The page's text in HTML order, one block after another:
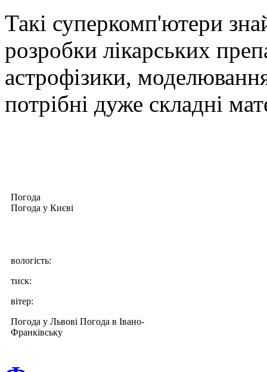
Такі суперкомп'ютери
розробки лікарських
астрофізики,
потрібні дуже складні
Погода
Погода у Києві
вологість:
тиск:
вітер:
Погода у Львові Погода в Івано-
Франківську